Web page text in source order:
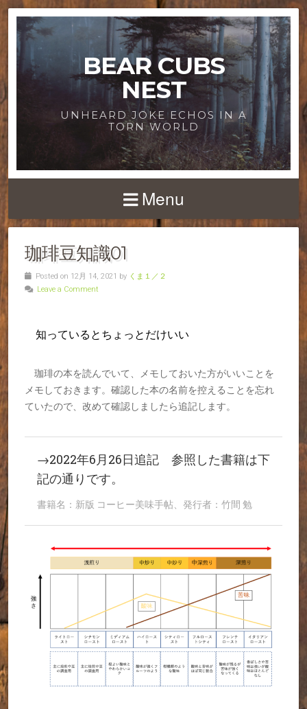
BEAR CUBS
NEST
UNHEARD JOKE ECHOS IN A
TORN WORLD
Menu
珈琲豆知識01
Posted on 12月 14, 2021 by くま１／２
Leave a Comment
知っているとちょっとだけいい
珈琲の本を読んでいて、メモしておいた方がいいことを
メモしておきます。確認した本の名前を控えることを忘れ
ていたので、改めて確認しましたら追記します。
→2022年6月26日追記 参照した書籍は下
記の通りです。
書籍名：新版 コーヒー美味手帖、発行者：竹間 勉